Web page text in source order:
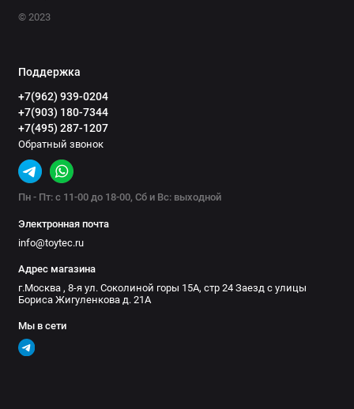
© 2023
Поддержка
+7(962) 939-0204
+7(903) 180-7344
+7(495) 287-1207
Обратный звонок
Пн - Пт: с 11-00 до 18-00, Сб и Вс: выходной
Электронная почта
info@toytec.ru
Адрес магазина
г.Москва , 8-я ул. Соколиной горы 15А, стр 24 Заезд с улицы
Бориса Жигуленкова д. 21А
Мы в сети